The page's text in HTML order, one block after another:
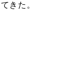
きた。